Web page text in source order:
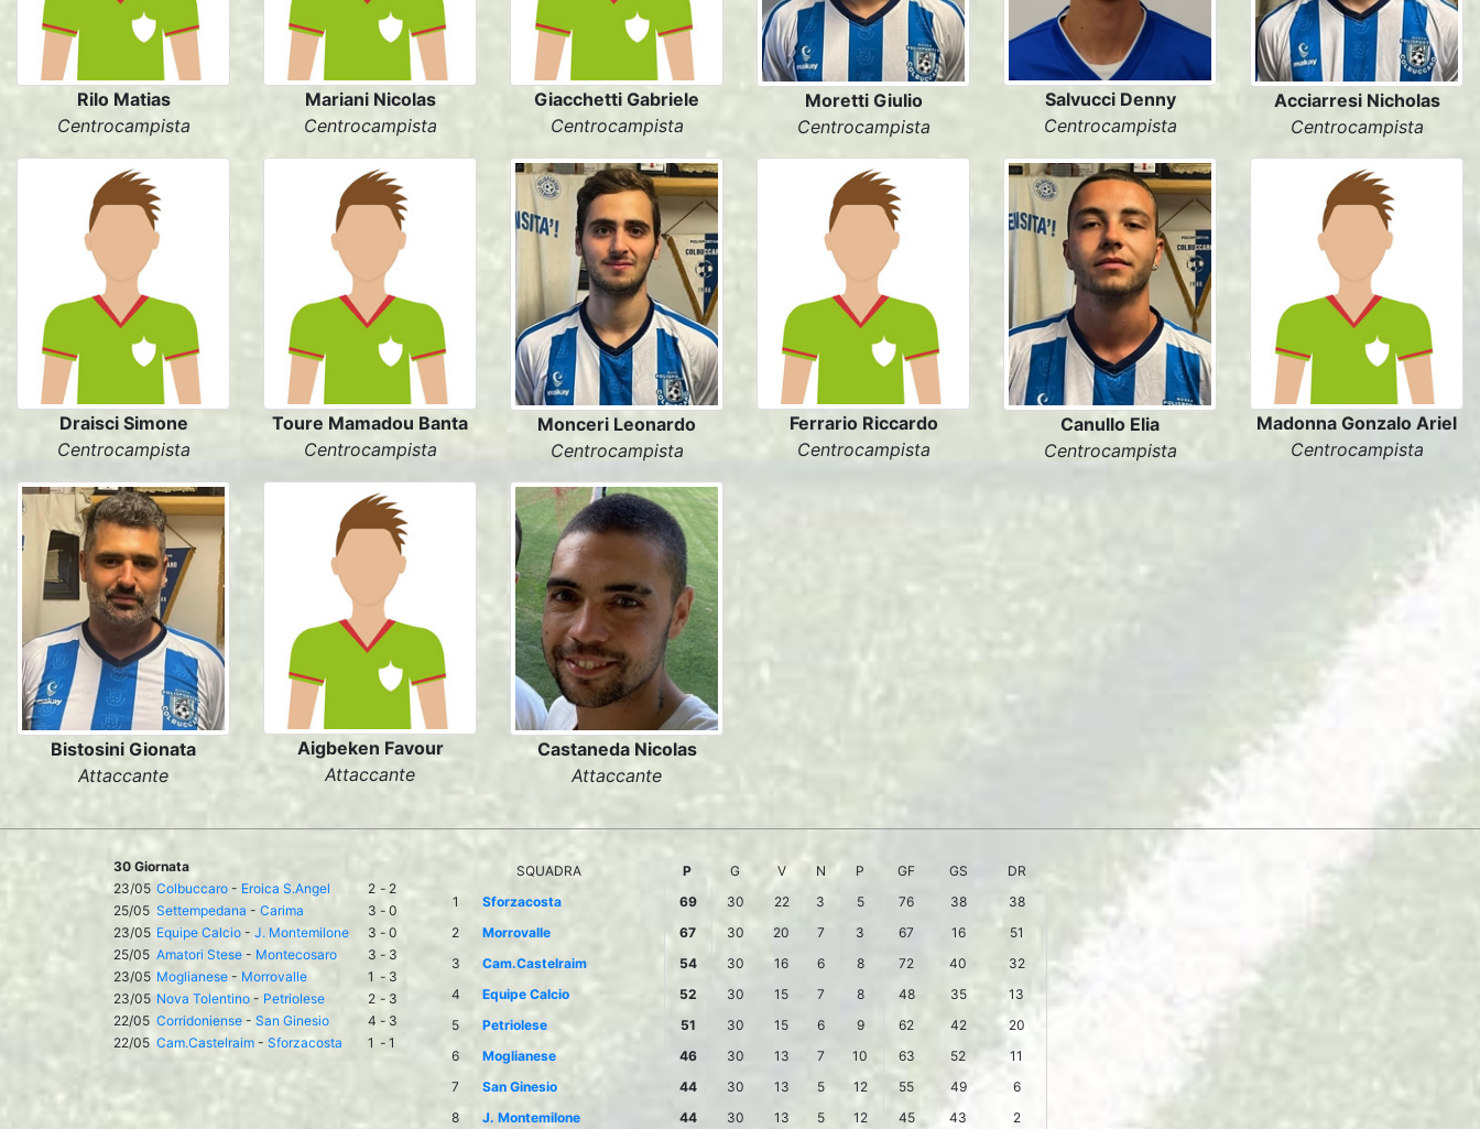
Rilo Matias
Centrocampista
Mariani Nicolas
Centrocampista
Giacchetti Gabriele
Centrocampista
Moretti Giulio
Centrocampista
Salvucci Denny
Centrocampista
Acciarresi Nicholas
Centrocampista
Draisci Simone
Centrocampista
Toure Mamadou Banta
Centrocampista
Monceri Leonardo
Centrocampista
Ferrario Riccardo
Centrocampista
Canullo Elia
Centrocampista
Madonna Gonzalo Ariel
Centrocampista
Bistosini Gionata
Attaccante
Aigbeken Favour
Attaccante
Castaneda Nicolas
Attaccante
30 Giornata
23/05 Colbuccaro - Eroica S.Angel 2 - 2
25/05 Settempedana - Carima 3 - 0
23/05 Equipe Calcio - J. Montemilone 3 - 0
25/05 Amatori Stese - Montecosaro 3 - 3
23/05 Moglianese - Morrovalle 1 - 3
23/05 Nova Tolentino- Petriolese 2 - 3
22/05 Corridoniense - San Ginesio 4 - 3
22/05 Cam.Castelraim - Sforzacosta 1 - 1
SQUADRA P G V N P GF GS
DR
1
Sforzacosta 69 30 22 3 5 76 38
38
2
Morrovalle 67 30 20 7 3 67 16
51
3
Cam.Castelraim 54 30 16 6 8 72 40
32
4
Equipe Calcio 52 30 15 7 8 48 35
13
5
Petriolese 51 30 15 6 9 62 42
20
6
Moglianese 46 30 13 7 10 63 52
11
7
San Ginesio 44 30 13 5 12 55 49
6
8
J. Montemilone 44 30 13 5 12 45 43 2